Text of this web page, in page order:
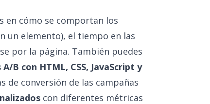
en cómo se comportan los
un elemento), el tiempo en las
por la página. También puedes
B con HTML, CSS, JavaScript y
de conversión de las campañas
con diferentes métricas